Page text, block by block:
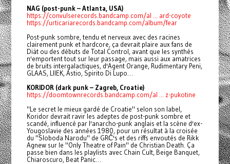
NAG (post-punk – Atlanta, USA)
https://convulserecords.bandcamp.com/al ... ard-coyote
https://urticariarecords.bandcamp.com/album/fear
Post-punk sombre, tendu et nerveux avec des racines
clairement punk et hardcore, ça devrait plaire aux fans de
Diät ou des débuts de Total Control, avant que les synthés
n'emportent tout sur leur passage, mais aussi aux amatrices
de bruits intergalactiques, d'Agent Orange, Rudimentary Peni,
GLAAS, LIIEK, Astio, Spirito Di Lupo…
KORIDOR (dark punk – Zagreb, Croatie)
https://doomtownrecords.bandcamp.com/al ... z-pukotine
"Le secret le mieux gardé de Croatie" selon son label,
Koridor devrait ravir les adeptes de post-punk sombre et
scandé, influencé par l'anarcho-punk anglais et la scène d'ex-
Yougoslavie des années 1980, pour un résultat à la croisée
du "Sloboda Narodu" de GRČ's et des riffs envoutés de Rikk
Agnew sur le "Only Theatre of Pain" de Christian Death. Ça
passe bien dans les playlists avec Chain Cult, Beige Banquet,
Chiaroscuro, Beat Panic…